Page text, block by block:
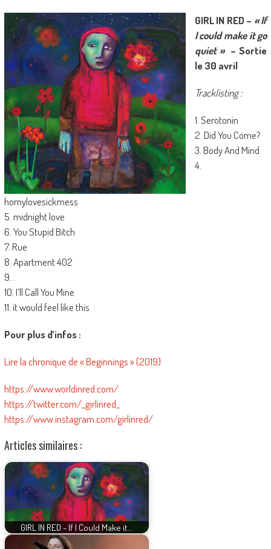
GIRL IN RED – « If
I could make it go
quiet »– Sortie
le 30 avril
Tracklisting :
1. Serotonin
2. Did You Come?
3. Body And Mind
4.
hornylovesickmess
5. midnight love
6. You Stupid Bitch
7. Rue
8. Apartment 402
9. .
10. I’ll Call You Mine
11. it would feel like this
Pour plus d’infos :
Lire la chronique de « Beginnings » (2019)
https://www.worldinred.com/
https://twitter.com/_girlinred_
https://www.instagram.com/girlinred/
Articles similaires :
GIRL IN RED - If I Could Make it…